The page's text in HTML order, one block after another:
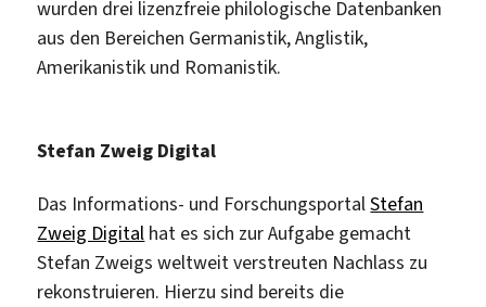
wurden drei lizenzfreie philologische Datenbanken
aus den Bereichen Germanistik, Anglistik,
Amerikanistik und Romanistik.
Stefan Zweig Digital
Das Informations- und ForschungsportalStefan
Zweig Digital hat es sich zur Aufgabe gemacht
Stefan Zweigs weltweit verstreuten Nachlass zu
rekonstruieren. Hierzu sind bereits die